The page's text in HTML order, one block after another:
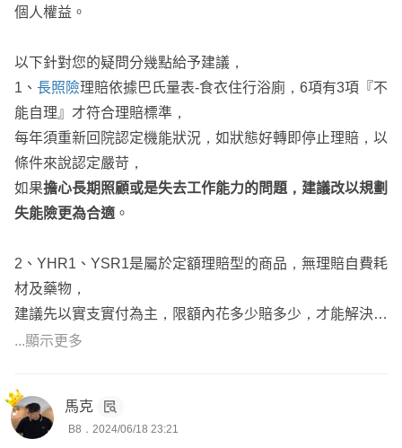
個人權益。
以下針對您的疑問分幾點給予建議，
1、 長照險理賠依據巴氏量表-食衣住行浴廁，6項有3項『不
能自理』才符合理賠標準，
每年須重新回院認定機能狀況，如狀態好轉即停止理賠，以
條件來說認定嚴苛，
如果擔心長期照顧或是失去工作能力的問題，建議改以規劃
失能險更為合適 。
2、YHR1、YSR1是屬於定額理賠型的商品，無理賠自費耗
材及藥物，
建議先以實支實付為主，限額內花多少賠多少，才能解決高
額自費的問題。
3、安聯HMR1是目前唯二可副本理賠的醫療實支，
若過去沒有醫療實支，可以先投保富邦，再送件安聯，
能解決病房費、手術費、自費耗材及藥物的開銷，也能彌補
...顯示更多
馬克
B8．2024/06/18 23:21